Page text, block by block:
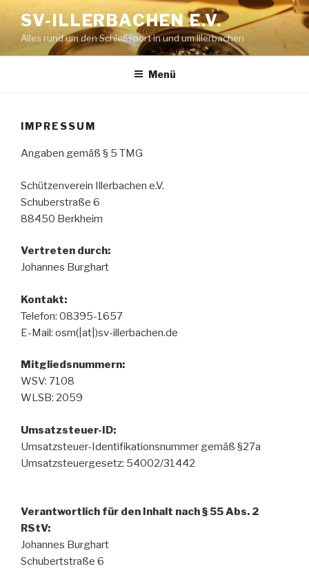
Zum
Inhalt
springen
SV-ILLERBACHEN E.V.
Alles rund um den Schießsport in und um Illerbachen
Menü
IMPRESSUM
Angaben gemäß § 5 TMG
Schützenverein Illerbachen e.V.
Schuberstraße 6
88450 Berkheim
Vertreten durch:
Johannes Burghart
Kontakt:
Telefon: 08395-1657
E-Mail: osm(|at|)sv-illerbachen.de
Mitgliedsnummern:
WSV: 7108
WLSB: 2059
Umsatzsteuer-ID:
Umsatzsteuer-Identifikationsnummer gemäß §27a
Umsatzsteuergesetz: 54002/31442
Verantwortlich für den Inhalt nach § 55 Abs. 2
RStV:
Johannes Burghart
Schubertstraße 6